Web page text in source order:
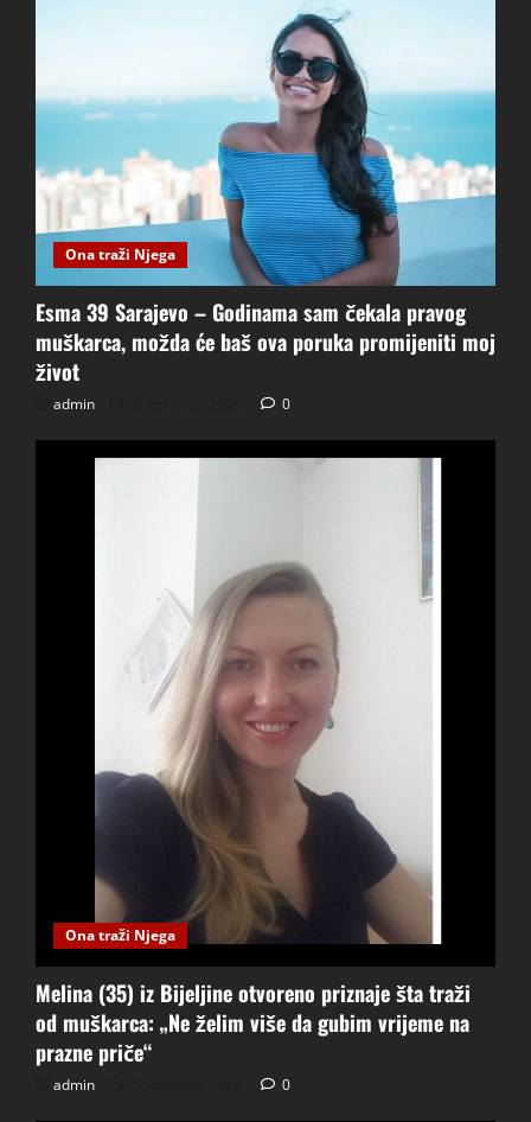
Ona traži Njega
Esma 39 Sarajevo – Godinama sam čekala pravog
muškarca, možda će baš ova poruka promijeniti moj
život
admin 0
Ona traži Njega
Melina (35) iz Bijeljine otvoreno priznaje šta traži
od muškarca: „Ne želim više da gubim vrijeme na
prazne priče“
admin 0